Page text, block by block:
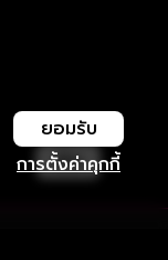
การตั้งค่าคุกกี้
ยอมรับ
เปิด